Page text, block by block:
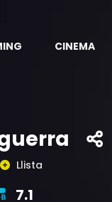
CINEMA
Llista
7.1